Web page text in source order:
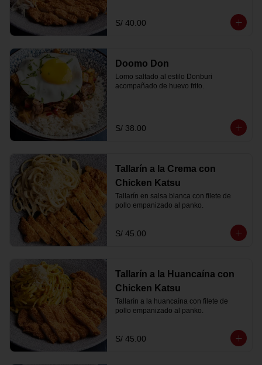
S/ 40.00
Doomo Don
Lomo saltado al estilo Donburi
acompañado de huevo frito.
S/ 38.00
Tallarín a la Crema con
Chicken Katsu
Tallarín en salsa blanca con filete de
pollo empanizado al panko.
S/ 45.00
Tallarín a la Huancaína con
Chicken Katsu
Tallarín a la huancaína con filete de
pollo empanizado al panko.
S/ 45.00